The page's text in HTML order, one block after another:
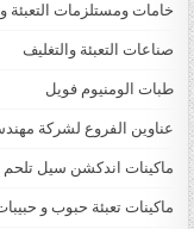
خامات ومستلزمات التعبئة
صناعات التعبئة والتغليف
طبات الومنيوم فويل
عناوين الفروع لشركة
ماكينات اندكشن سيل تلحم
ماكينات تعبئة حبوب و